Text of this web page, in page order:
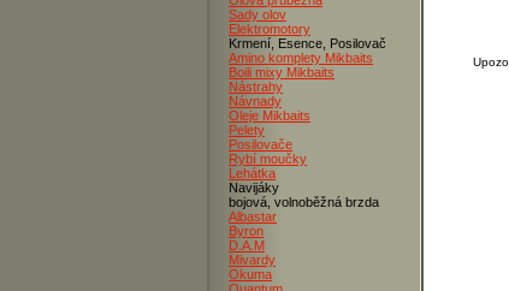
Sady olov
Elektromotory
Krmení, Esence, Posilovač
Amino komplety Mikbaits
Boili mixy Mikbaits
Nástrahy
Návnady
Oleje Mikbaits
Pelety
Posilovače
Rybí moučky
Lehátka
Navijáky
bojová, volnoběžná brzda
Albastar
Byron
D.A.M
Mivardy
Okuma